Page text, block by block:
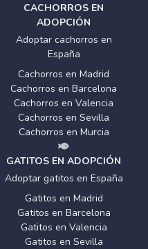
CACHORROS EN
ADOPCIÓN
Adoptar cachorros en
España
Cachorros en Madrid
Cachorros en Barcelona
Cachorros en Valencia
Cachorros en Sevilla
Cachorros en Murcia
GATITOS EN ADOPCIÓN
Adoptar gatitos en España
Gatitos en Madrid
Gatitos en Barcelona
Gatitos en Valencia
Gatitos en Sevilla